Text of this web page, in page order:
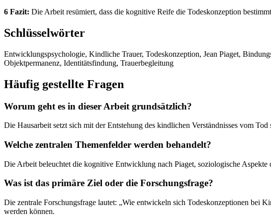
6 Fazit: Die Arbeit resümiert, dass die kognitive Reife die Todeskonzeption
Schlüsselwörter
Entwicklungspsychologie, Kindliche Trauer, Todeskonzeption, Jean Piaget,
Objektpermanenz, Identitätsfindung, Trauerbegleitung
Häufig gestellte Fragen
Worum geht es in dieser Arbeit grundsätzlich?
Die Hausarbeit setzt sich mit der Entstehung des kindlichen Verständnisses vom
Welche zentralen Themenfelder werden behandelt?
Die Arbeit beleuchtet die kognitive Entwicklung nach Piaget, soziologische
Was ist das primäre Ziel oder die Forschungsfrage?
Die zentrale Forschungsfrage lautet: „Wie entwickeln sich Todeskonzeptionen bei
werden können.